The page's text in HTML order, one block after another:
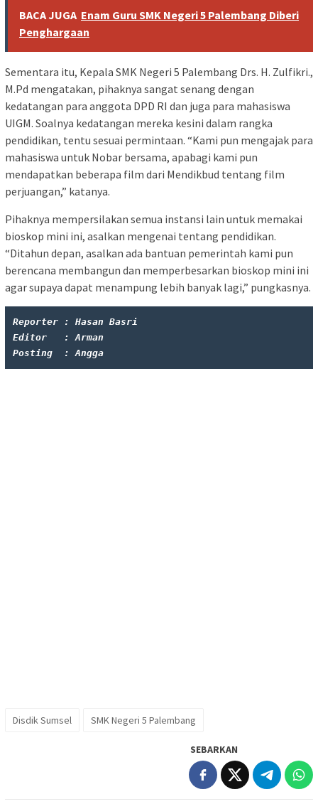
BACA JUGA Enam Guru SMK Negeri 5 Palembang Diberi
Penghargaan
Sementara itu, Kepala SMK Negeri 5 Palembang Drs. H. Zulfikri.,
M.Pd mengatakan, pihaknya sangat senang dengan
kedatangan para anggota DPD RI dan juga para mahasiswa
UIGM. Soalnya kedatangan mereka kesini dalam rangka
pendidikan, tentu sesuai permintaan. “Kami pun mengajak para
mahasiswa untuk Nobar bersama, apabagi kami pun
mendapatkan beberapa film dari Mendikbud tentang film
perjuangan,” katanya.
Pihaknya mempersilakan semua instansi lain untuk memakai
bioskop mini ini, asalkan mengenai tentang pendidikan.
“Ditahun depan, asalkan ada bantuan pemerintah kami pun
berencana membangun dan memperbesarkan bioskop mini ini
agar supaya dapat menampung lebih banyak lagi,” pungkasnya.
Reporter : Hasan Basri
Editor   : Arman
Posting  : Angga
Disdik Sumsel SMK Negeri 5 Palembang
SEBARKAN